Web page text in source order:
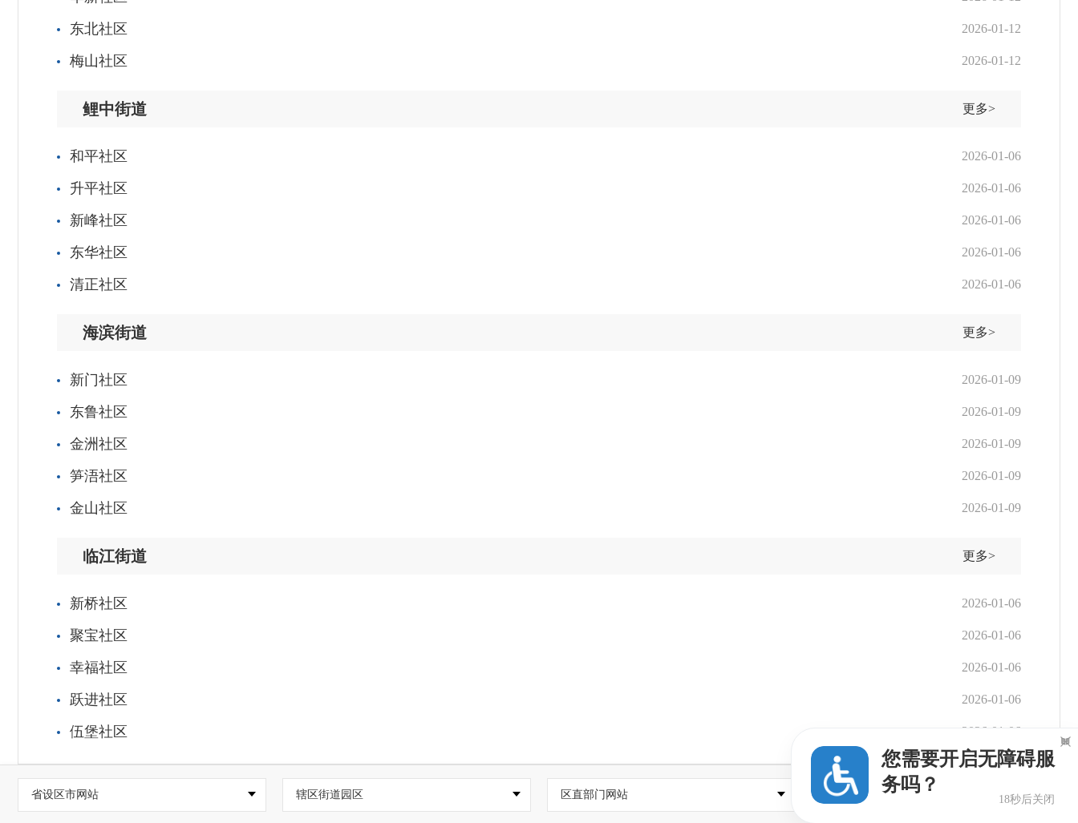
2026-01-12
东北社区
2026-01-12
梅山社区
鲤中街道 更多>
2026-01-06
和平社区
2026-01-06
升平社区
2026-01-06
新峰社区
2026-01-06
东华社区
2026-01-06
清正社区
海滨街道 更多>
2026-01-09
新门社区
2026-01-09
东鲁社区
2026-01-09
金洲社区
2026-01-09
笋浯社区
2026-01-09
金山社区
临江街道 更多>
2026-01-06
新桥社区
2026-01-06
聚宝社区
2026-01-06
幸福社区
2026-01-06
跃进社区
2026-01-06
伍堡社区
省设区市网站 辖区街道园区 区直部门网站 县市区政府
您需要开启无障碍服
务吗？
17秒后关闭
